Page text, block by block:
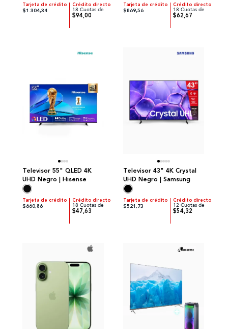
Tarjeta de crédito
$1.304,34
Crédito directo
18 Cuotas de
$94,00
Tarjeta de crédito
$869,56
Crédito directo
18 Cuotas de
$62,67
Televisor 55" QLED 4K
UHD Negro | Hisense
Tarjeta de crédito
$660,86
Crédito directo
18 Cuotas de
$47,63
Televisor 43" 4K Crystal
UHD Negro | Samsung
Tarjeta de crédito
$521,73
Crédito directo
12 Cuotas de
$54,32